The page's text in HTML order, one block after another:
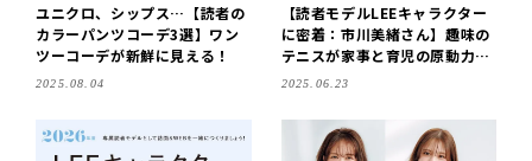
ユニクロ、シップス…【読者の
カラーパンツコーデ3選】ワン
ツーコーデが新鮮に見える！
2025.08.04
【読者モデルLEEキャラクター
に密着：市川美緒さん】趣味の
テニスが家事と育児の原動力！
娘と楽しむ絵本、お絵描き、展
2025.06.23